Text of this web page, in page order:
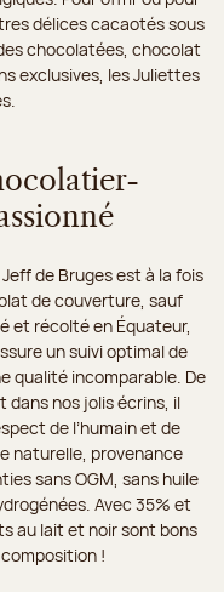
délices cacaotés sous
chocolatées, chocolat
exclusives, les Juliettes
de Bruges est à la fois
de couverture, sauf
et récolté en Équateur,
un suivi optimal de
qualité incomparable. De
dans nos jolis écrins, il
de l’humain et de
naturelle, provenance
sans OGM, sans huile
Avec 35% et
au lait et noir sont bons
!